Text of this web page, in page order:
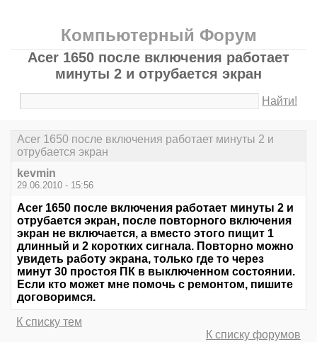
Компьютерный Форум
Acer 1650 после включения работает
минуты 2 и отрубается экран
Найти!
Acer 1650 после включения работает минуты 2 и
отрубается экран
kevmin
29.06.2010 - 15:56
Acer 1650 после включения работает минуты 2 и
отрубается экран, после повторного включения
экран не включается, а вместо этого пищит 1
длинный и 2 коротких сигнала. Повторно можно
увидеть работу экрана, только где то через
минут 30 простоя ПК в выключенном состоянии.
Если кто может мне помочь с ремонтом, пишите
договоримся.
К списку тем
К списку форумов